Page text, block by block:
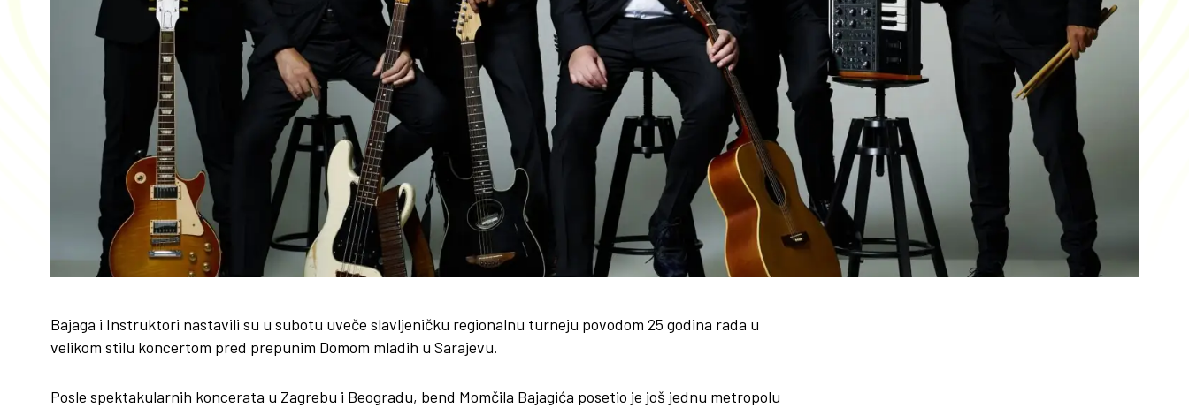
Bajaga i Instruktori nastavili su u subotu uveče slavljeničku regionalnu turneju povodom 25 godina rada u
velikom stilu koncertom pred prepunim Domom mladih u Sarajevu.
Posle spektakularnih koncerata u Zagrebu i Beogradu, bend Momčila Bajagića posetio je još jednu metropolu